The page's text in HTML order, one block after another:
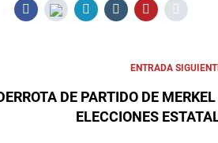
ENTRADA
DE PARTIDO DE
ELECCIONES